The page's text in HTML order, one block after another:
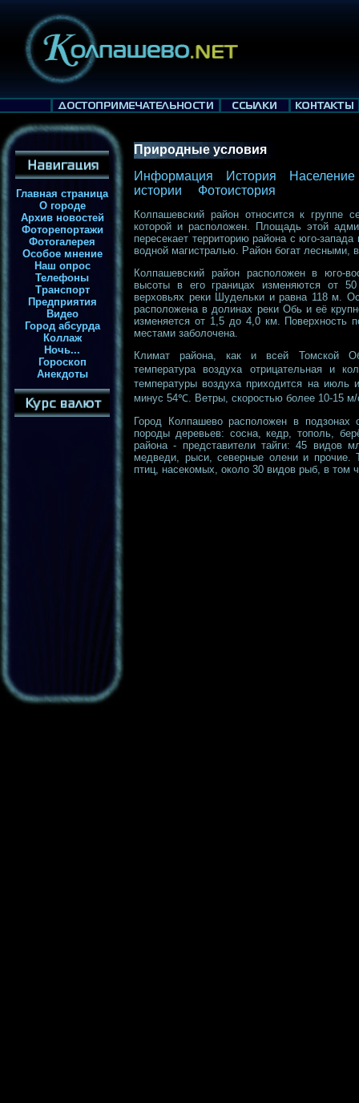
Главная страница
О городе
Архив новостей
Фоторепортажи
Фотогалерея
Особое мнение
Наш опрос
Телефоны
Транспорт
Предприятия
Видео
Город абсурда
Коллаж
Ночь...
Гороскоп
Анекдоты
Природные условия
Информация
История
Население
истории
Фотоистория
Колпашевский район относится к группе
которой и расположен. Площадь этой
пересекает территорию района с юго-
водной магистралью. Район богат
Колпашевский район расположен в юго-
высоты в его границах изменяются от
верховьях реки Шудельки и равна 118 м.
расположена в долинах реки Обь и её
изменяется от 1,5 до 4,0 км. Поверхность
местами заболочена.
Климат района, как и всей Томской
температура воздуха отрицательная
температуры воздуха приходится на
минус 54℃. Ветры, скоростью более 10-15
Город Колпашево расположен в
породы деревьев: сосна, кедр, тополь,
района - представители тайги: 45 видов
медведи, рыси, северные олени и прочие.
птиц, насекомых, около 30 видов рыб, в том